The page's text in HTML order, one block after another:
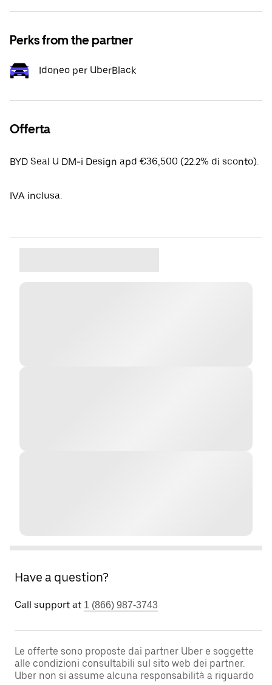
Perks from the partner
Idoneo per UberBlack
Offerta
BYD Seal U DM-i Design apd €36,500 (22.2% di sconto).
IVA inclusa.
Have a question?
Call support at 1 (866) 987-3743
Le offerte sono proposte dai partner Uber e soggette
alle condizioni consultabili sul sito web dei partner.
Uber non si assume alcuna responsabilità a riguardo